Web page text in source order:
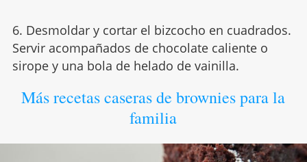
6. Desmoldar y cortar el bizcocho en cuadrados.
Servir acompañados de chocolate caliente o
sirope y una bola de helado de vainilla.
Más recetas caseras de brownies para la
familia